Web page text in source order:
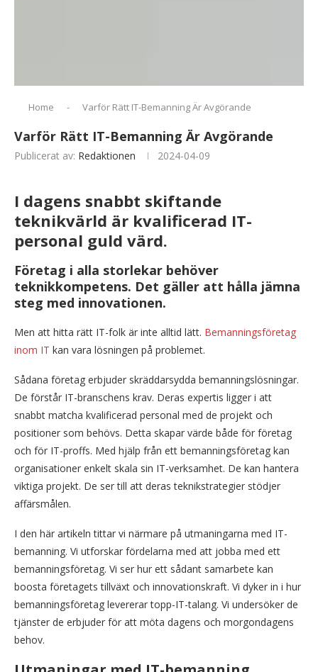
Home - Varför Rätt IT-Bemanning Är Avgörande
Varför Rätt IT-Bemanning Är Avgörande
Publicerat av: Redaktionen 2024-04-09
I dagens snabbt skiftande
teknikvärld är kvalificerad IT-
personal guld värd.
Företag i alla storlekar behöver
teknikkompetens. Det gäller att hålla jämna
steg med innovationen.
Men att hitta rätt IT-folk är inte alltid lätt. Bemanningsföretag
inom IT kan vara lösningen på problemet.
Sådana företag erbjuder skräddarsydda bemanningslösningar.
De förstår IT-branschens krav. Deras expertis ligger i att
snabbt matcha kvalificerad personal med de projekt och
positioner som behövs. Detta skapar värde både för företag
och för IT-proffs. Med hjälp från ett bemanningsföretag kan
organisationer enkelt skala sin IT-verksamhet. De kan hantera
viktiga projekt. De ser till att deras teknikstrategier stödjer
affärsmålen.
I den här artikeln tittar vi närmare på utmaningarna med IT-
bemanning. Vi utforskar fördelarna med att jobba med ett
bemanningsföretag. Vi ser hur ett sådant samarbete kan
boosta företagets tillväxt och innovationskraft. Vi dyker in i hur
bemanningsföretag levererar topp-IT-talang. Vi undersöker de
tjänster de erbjuder för att möta dagens och morgondagens
behov.